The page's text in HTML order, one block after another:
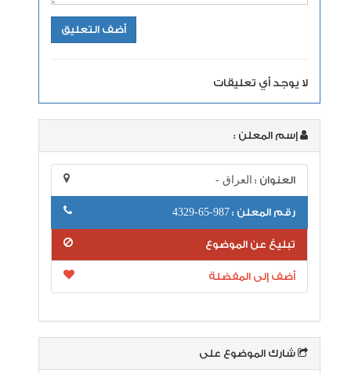
لا يوجد أي تعليقات
إسم المعلن :
العنوان :العراق -
رقم المعلن :987-65-4329
تبليغ عن الموضوع
أضف إلى المفضلة
شارك الموضوع على